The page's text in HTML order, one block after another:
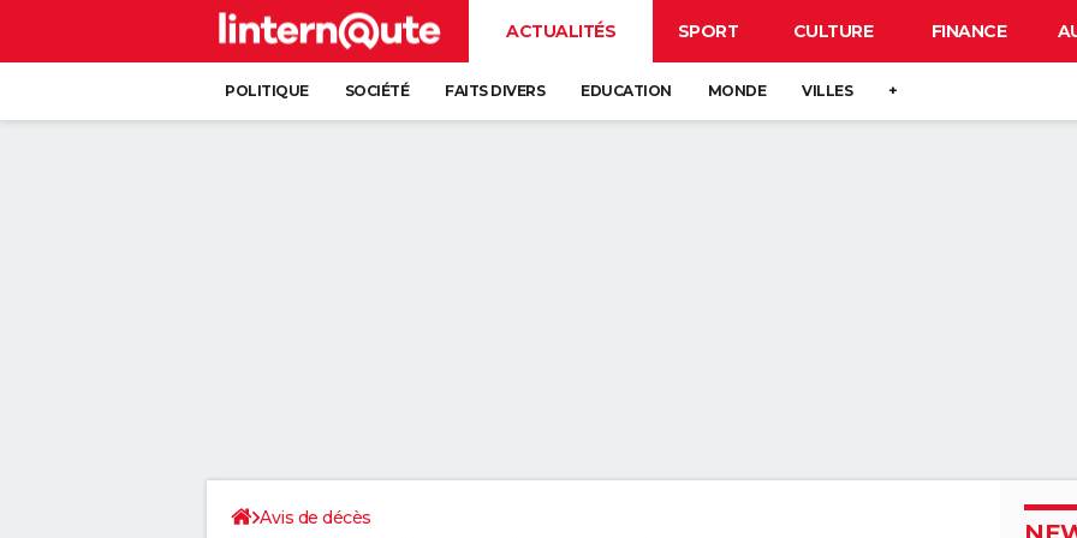
ACTUALITÉS SPORT CULTURE FINANCE
POLITIQUE SOCIÉTÉ FAITS DIVERS EDUCATION MONDE VILLES +
Avis de décès